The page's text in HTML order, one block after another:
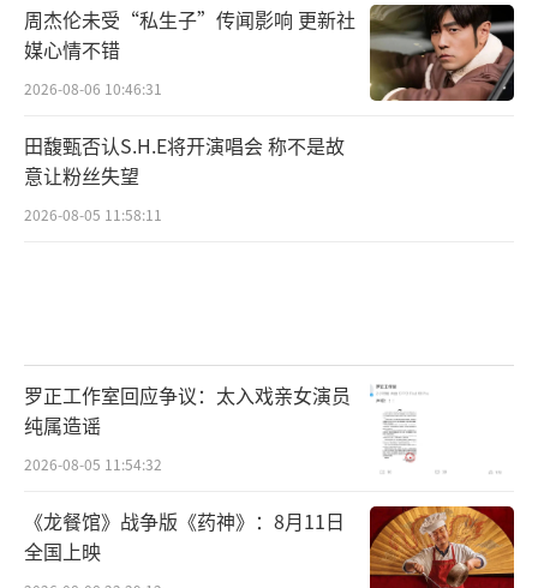
周杰伦未受“私生子”传闻影响 更新社
媒心情不错
2026-08-06 10:46:31
田馥甄否认S.H.E将开演唱会 称不是故
意让粉丝失望
2026-08-05 11:58:11
罗正工作室回应争议：太入戏亲女演员
纯属造谣
2026-08-05 11:54:32
《龙餐馆》战争版《药神》：8月11日
全国上映